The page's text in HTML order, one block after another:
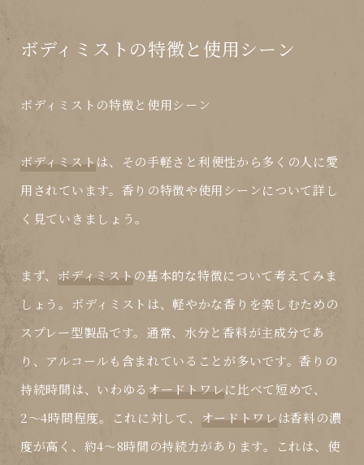
ボディミストの特徴と使用シーン
ボディミストの特徴と使用シーン
ボディミスト は、その手軽さと利便性から多くの人に愛
用されています。香りの特徴や使用シーンについて詳し
く見ていきましょう。
まず、 ボディミスト の基本的な特徴について考えてみま
しょう。ボディミストは、軽やかな香りを楽しむための
スプレー型製品です。通常、水分と香料が主成分であ
り、アルコールも含まれていることが多いです。香りの
持続時間は、いわゆる オードトワレに比べて短めで、
2〜4時間程度。これに対して、 オードトワレは香料の濃
度が高く、約4〜8時間の持続力があります。これは、使